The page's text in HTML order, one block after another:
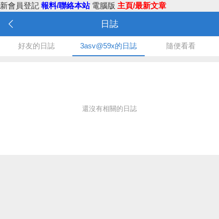
新會員登記 報料/聯絡本站 電腦版 主頁/最新文章
日誌
好友的日誌 3asv@59x的日誌 隨便看看
還沒有相關的日誌